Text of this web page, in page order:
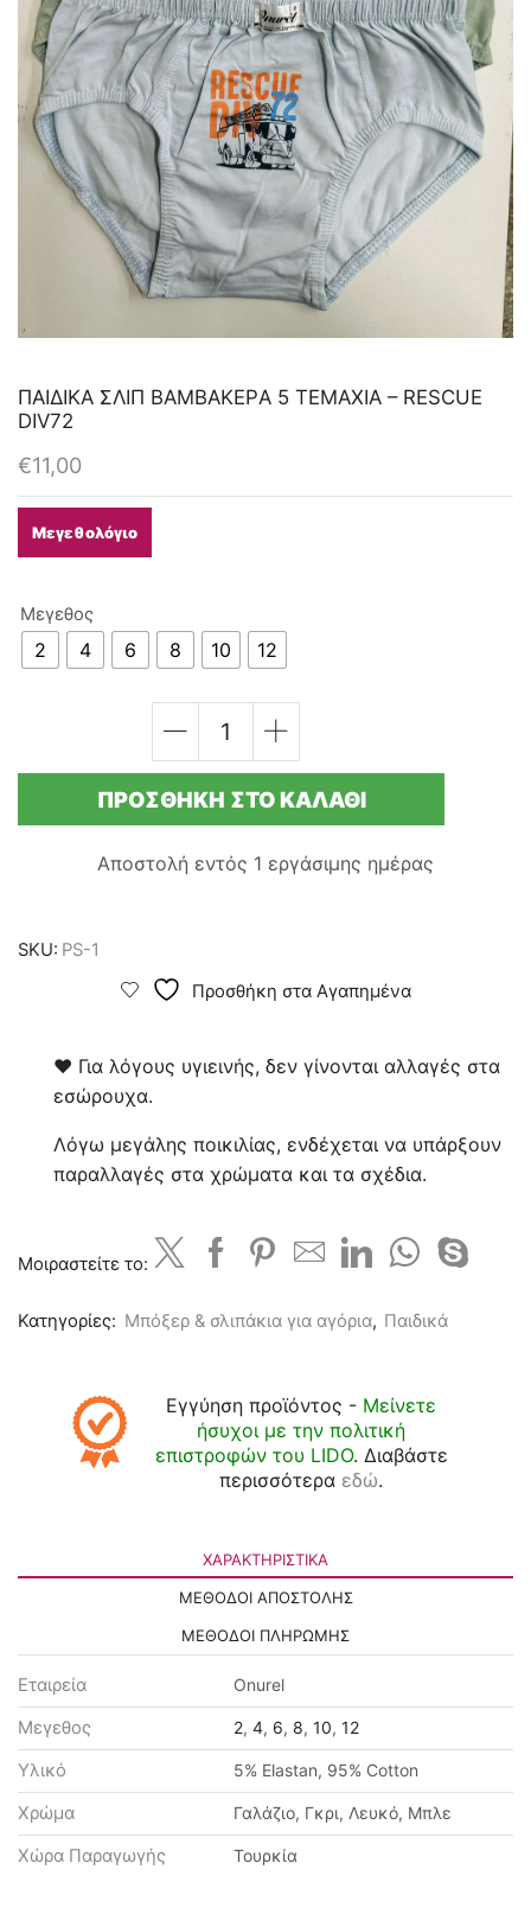
ΠΑΙΔΙΚA ΣΛΙΠ ΒΑΜΒΑΚΕΡA 5 ΤΕΜΑΧΙΑ – RESCUE
DIV72
€11,00
Μεγεθολόγιο
Μεγεθος
2 4 6 8 10 12
ΠΑΙΔΙΚA
ΣΛΙΠ
5
ΤΕΜΑΧΙΑ
RESCUE
ΠΡΟΣΘΉΚΗ ΣΤΟ ΚΑΛΆΘΙ
Αποστολή εντός 1 εργάσιμης ημέρας
SKU: PS-1
Προσθήκη στα Αγαπημένα
❤ Για λόγους υγιεινής, δεν γίνονται αλλαγές στα
εσώρουχα.
Λόγω μεγάλης ποικιλίας, ενδέχεται να υπάρξουν
παραλλαγές στα χρώματα και τα σχέδια.
Μοιραστείτε το:
Κατηγορίες: Μπόξερ & σλιπάκια για αγόρια, Παιδικά
Εγγύηση προϊόντος - Μείνετε
ήσυχοι με την πολιτική
επιστροφών του LIDO. Διαβάστε
περισσότερα εδώ.
ΧΑΡΑΚΤΗΡΙΣΤΙΚΆ
ΜΕΘΟΔΟΙ ΑΠΟΣΤΟΛΗΣ
ΜΕΘΟΔΟΙ ΠΛΗΡΩΜΗΣ
Εταιρεία Onurel
Μεγεθος 2, 4, 6, 8, 10, 12
Υλικό 5% Elastan, 95% Cotton
Χρώμα Γαλάζιο, Γκρι, Λευκό, Μπλε
Χώρα Παραγωγής Τουρκία